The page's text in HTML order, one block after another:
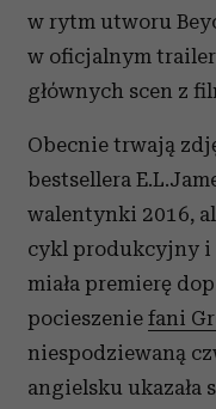
w rytm utworu
w oficjalnym
głównych scen z
Obecnie trwają
bestsellera
walentynki 2016,
cykl produkcyjny i
miała premierę
pocieszenie fani
niespodziewaną
angielsku ukazała